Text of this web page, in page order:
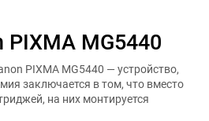
MG5440
PIXMA MG5440 — устройство,
заключается в том, что вместо
на них монтируется